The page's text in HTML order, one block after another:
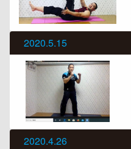
2020.5.15
2020.4.26